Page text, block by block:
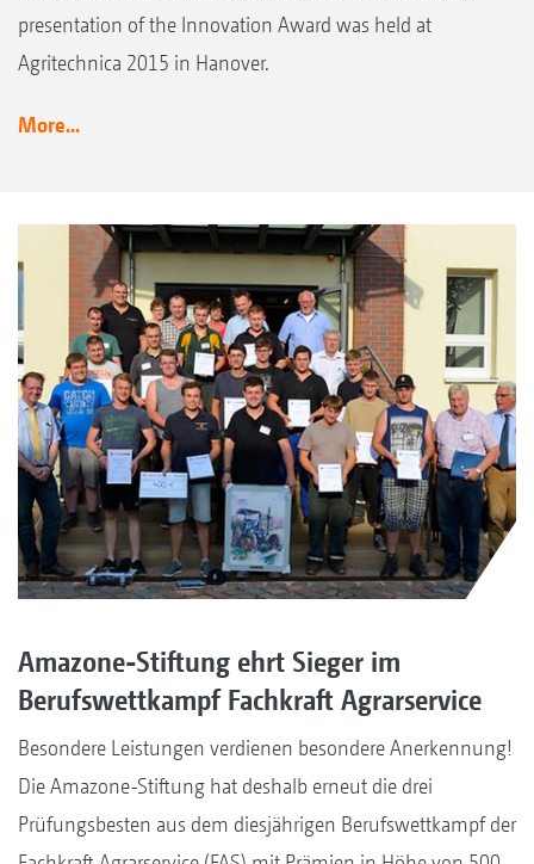
presentation of the Innovation Award was held at
Agritechnica 2015 in Hanover.
More...
Amazone-Stiftung ehrt Sieger im
Berufswettkampf Fachkraft Agrarservice
Besondere Leistungen verdienen besondere Anerkennung!
Die Amazone-Stiftung hat deshalb erneut die drei
Prüfungsbesten aus dem diesjährigen Berufswettkampf der